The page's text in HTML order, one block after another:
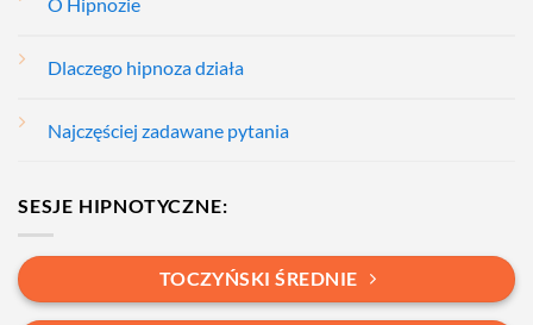
Dlaczego hipnoza działa
Najczęściej zadawane pytania
SESJE HIPNOTYCZNE:
TOCZYŃSKI ŚREDNIE